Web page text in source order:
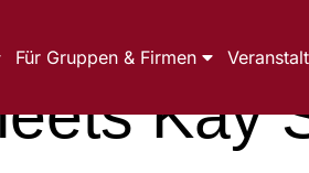
Für Gruppen & Firmen
Kay